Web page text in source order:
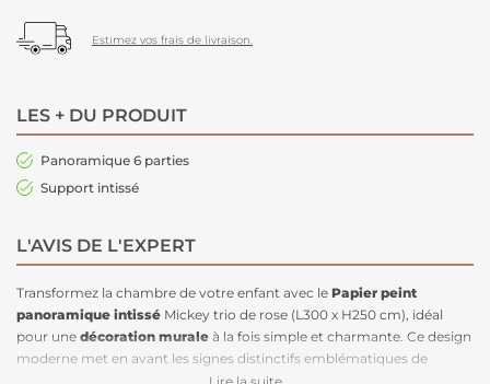
Estimez vos frais de livraison.
LES + DU PRODUIT
Panoramique 6 parties
Support intissé
L'AVIS DE L'EXPERT
Transformez la chambre de votre enfant avec le Papier peint
panoramique intissé Mickey trio de rose (L300 x H250 cm), idéal
pour une décoration murale à la fois simple et charmante. Ce design
moderne met en avant les signes distinctifs emblématiques de
Mickey Mouse, apportant une touche de magie et de couleur qui